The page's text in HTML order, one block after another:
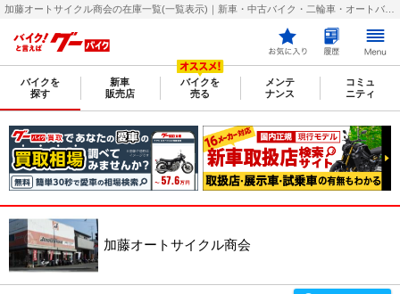
バイクを
探す
新車
販売店
バイクを
売る
メンテ
ナンス
コミュ
ニティ
加藤オートサイクル商会